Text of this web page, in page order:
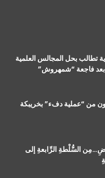
تطالب بحل المجالس العلمية
بعد فاجعة “شمهروش”
السُّلْطةِ الرِّابعةِ إلى